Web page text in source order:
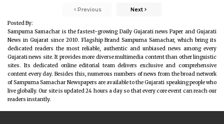
Previous Next
Posted By:
Sampurna Samachar is the fastest-growing Daily Gujarati news Paper and Gujarati
News in Gujarat since 2010. Flagship Brand Sampurna Samachar, which bring its
dedicated readers the most reliable, authentic and unbiased news among every
Gujarati news site. It provides more diverse multimedia content than other linguistic
sites. Its dedicated online editorial team delivers exclusive and comprehensive
content every day. Besides this, numerous numbers of news from the broad network
of Sampurna Samachar Newspapers are available to the Gujarati speaking people who
live globally. Our site is updated 24 hours a day so that every core event can reach our
readers instantly.